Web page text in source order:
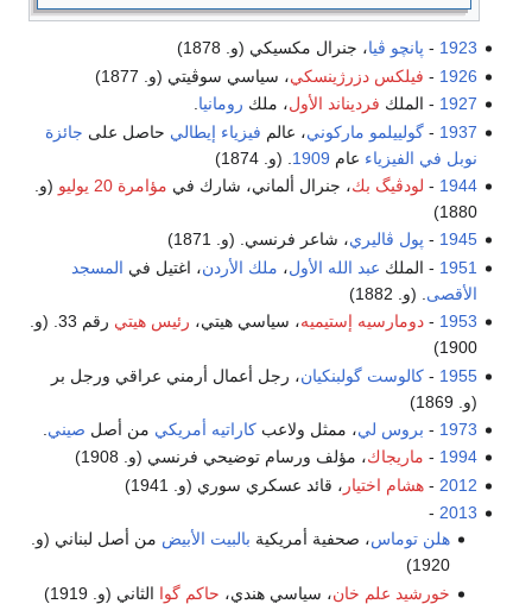
1923
- پانچو ڤيا، جنرال مكسيكي (و. 1878)
1926
- فيلكس دزرژينسكي، سياسي سوڤيتي (و. 1877)
1927 - الملك فرديناند الأول، ملك رومانيا.
1937
-گولييلمو ماركوني، عالم فيزياء إيطالي حاصل على جائزة
نوبل في الفيزياء عام 1909 . (و. 1874)
1944
- لودڤيگ بك، جنرال ألماني، شارك في مؤامرة 20 يوليو
(و.
1880)
1945
- پول ڤاليري، شاعر فرنسي. (و. 1871)
1951 - الملك عبد الله الأول، ملك الأردن، اغتيل في المسجد
الأقصى . (و. 1882)
1953
-دومارسيه إستيميه، سياسي هيتي، رئيس هيتي
رقم 33. (و.
1900)
1955
-كالوست گولبنكيان، رجل أعمال أرمني عراقي ورجل بر
(و. 1869)
1973
- بروس لي، ممثل ولاعبكاراتيه أمريكي من أصل صيني
1994
- ماريجاك، مؤلف ورسام توضيحي فرنسي (و. 1908)
2012
-هشام اختيار ، قائد عسكري سوري (و. 1941)
2013
-
هلن توماس، صحفية أمريكية بالبيت الأبيض من أصل لبناني (و.
1920)
خورشيد علم خان، سياسي هندي، حاكم گوا الثاني (و. 1919)